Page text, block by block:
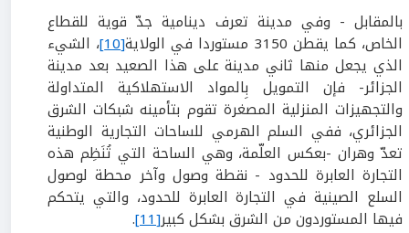
بالمقابل - وفي مدينة تعرف دينامية جدّ قوية للقطاع
الخاص، كما يقطن 3150 مستوردا في الولاية
[10]
، الشيء
الذي يجعل منها ثاني مدينة على هذا الصعيد بعد مدينة
الجزائر- فإن التمويل بِالمواد الاستهلاكية المتداولة
والتجهيزات المنزلية المصغرة تقوم بتأمينه شبكات الشرق
الجزائري، ففي السلم الهرمي للساحات التجارية الوطنية
تعدّ وهران -بعكس العلّمة، وهي الساحة التي تُنَظِم هذه
التجارة العابرة للحدود - نقطة وصول وآخر محطة لوصول
السلع الصينية في التجارة العابرة للحدود، والتي يتحكم
فيها المستوردون من الشرق بشكل كبير[11]
.